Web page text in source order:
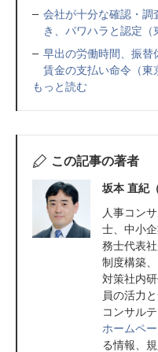
会社が十分な確認・
き、パワハラと認定
早出の労働時間、振
賃金の支払い命令（
もっと読む
この記事の著者
坂本 直紀
人事コン
士、中小
務士代表
制度構築
対策社内
員の活力
コンサル
ホームペ
る情報、